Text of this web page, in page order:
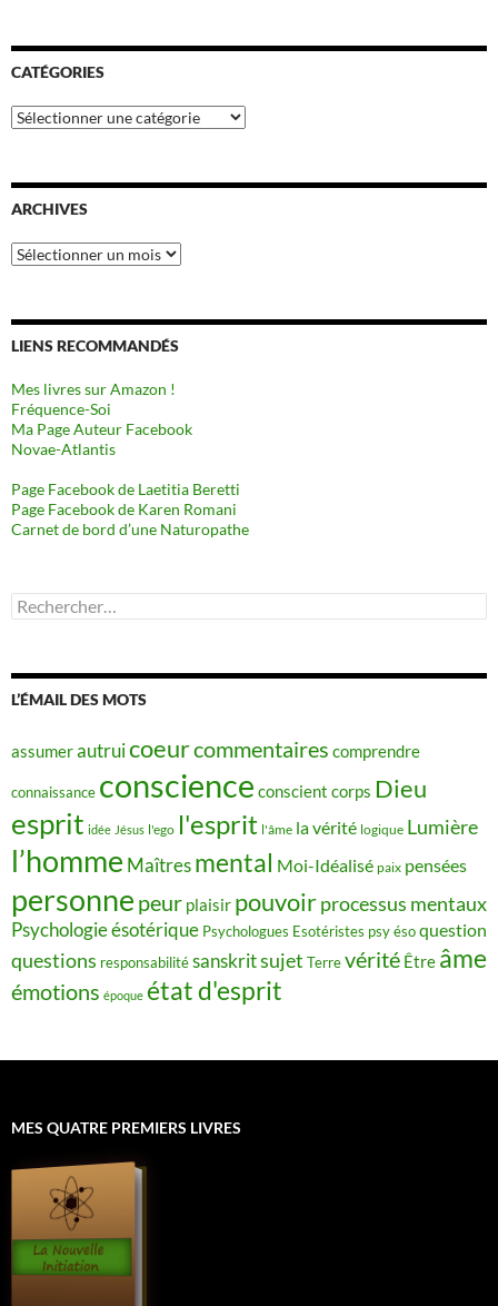
CATÉGORIES
Catégories
ARCHIVES
Archives
LIENS RECOMMANDÉS
Mes livres sur Amazon !
Fréquence-Soi
Ma Page Auteur Facebook
Novae-Atlantis
Page Facebook de Laetitia Beretti
Page Facebook de Karen Romani
Carnet de bord d’une Naturopathe
Rechercher :
L’ÉMAIL DES MOTS
assumerautruicoeurcommentaires comprendre
connaissance conscience conscient corps Dieu
esprit idée Jésus l'ego l'esprit l'âme la vérité logique Lumière
l’homme Maîtres mental Moi-Idéalisé paix pensées
personne peur plaisir pouvoirprocessus mentaux
Psychologie ésotérique Psychologues Esotéristes psy ésoquestion
questions responsabilitésanskritsujet Terrevérité Être âme
émotions époque état d'esprit
MES QUATRE PREMIERS LIVRES